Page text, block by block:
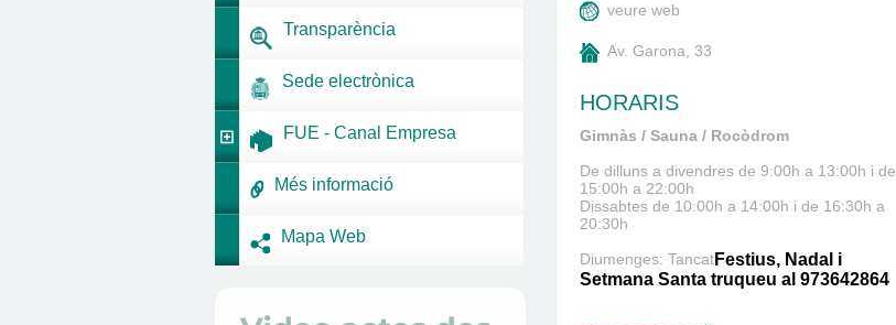
Transparència
Sede electrònica
FUE - Canal Empresa
Més informació
Mapa Web
veure web
Av. Garona, 33
HORARIS
Gimnàs / Sauna / Rocòdrom
De dilluns a divendres de 9:00h a 13:00h i de
15:00h a 22:00h
Dissabtes de 10:00h a 14:00h i de 16:30h a
20:30h
Diumenges: TancatFestius, Nadal i
Setmana Santa truqueu al 973642864